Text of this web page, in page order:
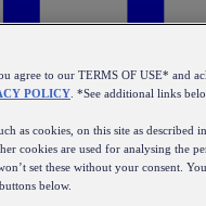
agree to our TERMS OF USE* and
POLICY . *See additional links
as cookies, on this site as
cookies are used for analysing the
set these without your consent.
below.